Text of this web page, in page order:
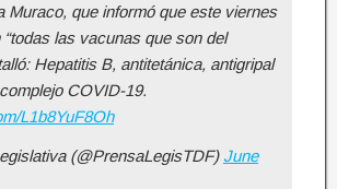
Muraco, que informó que este viernes
las vacunas que son del
Hepatitis B, antitetánica, antigripal
COVID-19.
L1b8YuF8Oh
(@PrensaLegisTDF) June